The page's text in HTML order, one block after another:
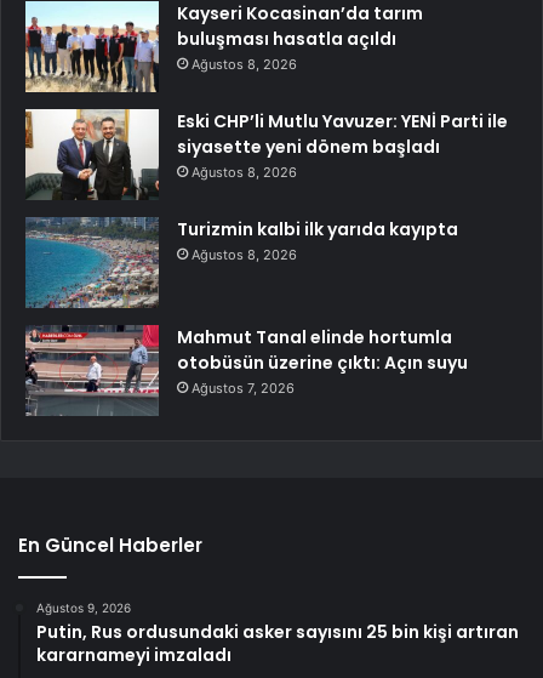
Kayseri Kocasinan’da tarım
buluşması hasatla açıldı
Ağustos 8, 2026
Eski CHP’li Mutlu Yavuzer: YENİ Parti ile
siyasette yeni dönem başladı
Ağustos 8, 2026
Turizmin kalbi ilk yarıda kayıpta
Ağustos 8, 2026
Mahmut Tanal elinde hortumla
otobüsün üzerine çıktı: Açın suyu
Ağustos 7, 2026
En Güncel Haberler
Ağustos 9, 2026
Putin, Rus ordusundaki asker sayısını 25 bin kişi artıran
kararnameyi imzaladı